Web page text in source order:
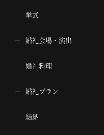
挙式
婚礼会場・演出
婚礼料理
婚礼プラン
結納